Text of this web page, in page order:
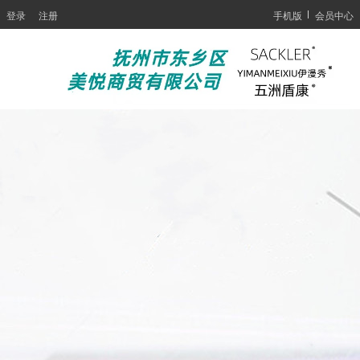
登录 注册 手机版 会员中心